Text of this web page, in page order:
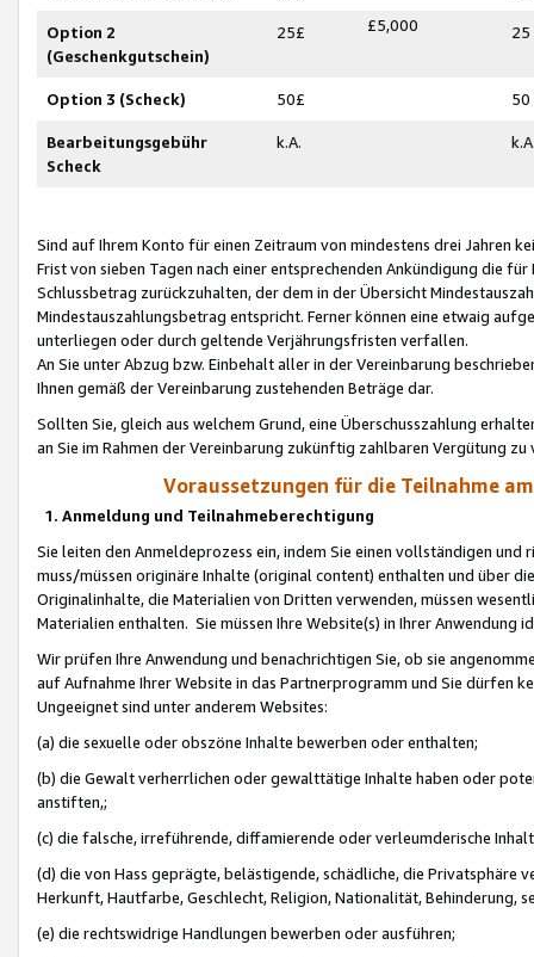
Option 2
(Geschenkgutschein)
25£ £5,000 25
Option 3 (Scheck) 50£ 50
Bearbeitungsgebühr
Scheck
k.A.
Sind auf Ihrem Konto für einen Zeitraum von mindestens drei Jahren
Frist von sieben Tagen nach einer entsprechenden Ankündigung die
Schlussbetrag zurückzuhalten, der dem in der Übersicht
Mindestauszahlungsbetrag entspricht. Ferner können eine etwaig
unterliegen oder durch geltende Verjährungsfristen verfallen.
An Sie unter Abzug bzw. Einbehalt aller in der Vereinbarung
Ihnen gemäß der Vereinbarung zustehenden Beträge dar.
Sollten Sie, gleich aus welchem Grund, eine Überschusszahlung
an Sie im Rahmen der Vereinbarung zukünftig zahlbaren Vergütung zu
Voraussetzungen für die Teilnahme
1. Anmeldung und Teilnahmeberechtigung
Sie leiten den Anmeldeprozess ein, indem Sie einen vollständigen
muss/müssen originäre Inhalte (original content) enthalten und über
Originalinhalte, die Materialien von Dritten verwenden, müssen
Materialien enthalten. Sie müssen Ihre Website(s) in Ihrer Anwendung
Wir prüfen Ihre Anwendung und benachrichtigen Sie, ob sie
auf Aufnahme Ihrer Website in das Partnerprogramm und Sie dürfen
Ungeeignet sind unter anderem Websites:
(a) die sexuelle oder obszöne Inhalte bewerben oder enthalten;
(b) die Gewalt verherrlichen oder gewalttätige Inhalte haben oder
anstiften,;
(c) die falsche, irreführende, diffamierende oder verleumderische
(d) die von Hass geprägte, belästigende, schädliche, die Privatsphäre
Herkunft, Hautfarbe, Geschlecht, Religion, Nationalität, Behinderung,
(e) die rechtswidrige Handlungen bewerben oder ausführen;